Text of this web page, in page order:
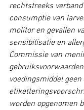
rechtstreeks
consumptie van
molitor en gevallen
sensibilisatie en
Commissie van
voedingsmiddel
worden opgenomen